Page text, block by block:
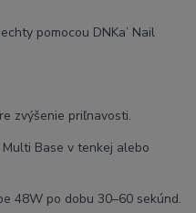
pomocou DNKa’ Nail
zvýšenie priľnavosti.
Multi Base v tenkej alebo
48W po dobu 30–60 sekúnd.